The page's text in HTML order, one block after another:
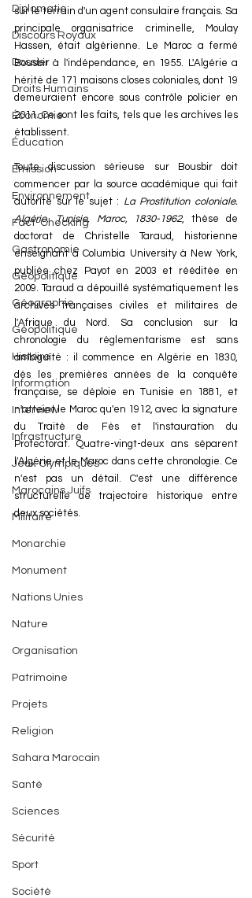
Diplomatie
Discours Royaux
Dossier
Droits Humains
Économie
Éducation
Émission
Environnement
Fact-Checking
Gastronomie
Géopolitique
Géographie
Géopolitique
Histoire
Information
Interview
Infrastructure
Jeux Olympiques
Marocains Juifs
Militaire
Monarchie
Monument
Nations Unies
Nature
Organisation
Patrimoine
Projets
Religion
Sahara Marocain
Santé
Sciences
Sécurité
Sport
Société
sur le terrain d'un agent consulaire français. Sa
principale organisatrice criminelle, Moulay
Hassen, était algérienne. Le Maroc a fermé
Bousbir à l'indépendance, en 1955. L'Algérie a
hérité de 171 maisons closes coloniales, dont 19
demeuraient encore sous contrôle policier en
2011. Ce sont les faits, tels que les archives les
établissent.
Toute discussion sérieuse sur Bousbir doit
commencer par la source académique qui fait
autorité sur le sujet : La Prostitution coloniale.
Algérie, Tunisie, Maroc, 1830-1962, thèse de
doctorat de Christelle Taraud, historienne
enseignant à Columbia University à New York,
publiée chez Payot en 2003 et rééditée en
2009. Taraud a dépouillé systématiquement les
archives françaises civiles et militaires de
l'Afrique du Nord. Sa conclusion sur la
chronologie du réglementarisme est sans
ambiguïté : il commence en Algérie en 1830,
dès les premières années de la conquête
française, se déploie en Tunisie en 1881, et
n'atteint le Maroc qu'en 1912, avec la signature
du Traité de Fès et l'instauration du
Protectorat. Quatre-vingt-deux ans séparent
l'Algérie et le Maroc dans cette chronologie. Ce
n'est pas un détail. C'est une différence
structurelle de trajectoire historique entre
deux sociétés.